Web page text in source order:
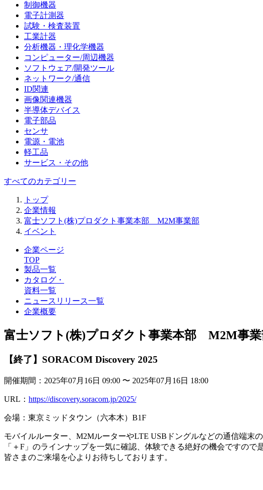
制御機器
電子計測器
試験・検査装置
工業計器
分析機器・理化学機器
コンピューター/周辺機器
ソフトウェア/開発ツール
ネットワーク/通信
ID関連
画像関連機器
半導体デバイス
電子部品
センサ
電源・電池
軽工品
サービス・その他
すべてのカテゴリー
トップ
企業情報
富士ソフト(株)プロダクト事業本部 M2M事業部
イベント
企業ページ
TOP
製品一覧
カタログ・
資料一覧
ニュースリリース一覧
企業概要
富士ソフト(株)プロダクト事業本部 M2M事業
【終了】SORACOM Discovery 2025
開催期間：2025年07月16日 09:00 〜 2025年07月16日 18:00
URL： https://discovery.soracom.jp/2025/
会場：東京ミッドタウン（六本木）B1F
モバイルルーター、M2MルーターやLTE USBドングルなどの通信端末
「＋F」のラインナップを一気に確認、体験できる絶好の機会ですので
皆さまのご来場を心よりお待ちしております。